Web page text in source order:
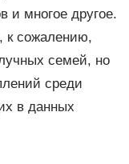
и многое другое.
к сожалению,
семей, но
среди
в данных